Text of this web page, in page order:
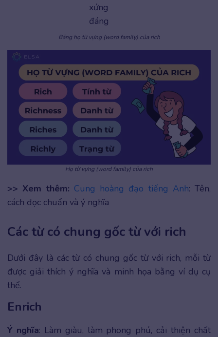
xứng
đáng
Bảng họ từ vựng (word family) của rich
Họ từ vựng (word family) của rich
>> Xem thêm: Cung hoàng đạo tiếng Anh: Tên,
cách đọc chuẩn và ý nghĩa
Các từ có chung gốc từ với rich
Dưới đây là các từ có chung gốc từ với rich, mỗi từ
được giải thích ý nghĩa và minh họa bằng ví dụ cụ
thể.
Enrich
Ý nghĩa: Làm giàu, làm phong phú, cải thiện chất